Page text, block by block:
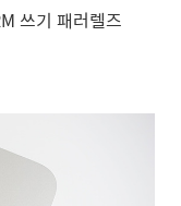
쓰기 패러렐즈